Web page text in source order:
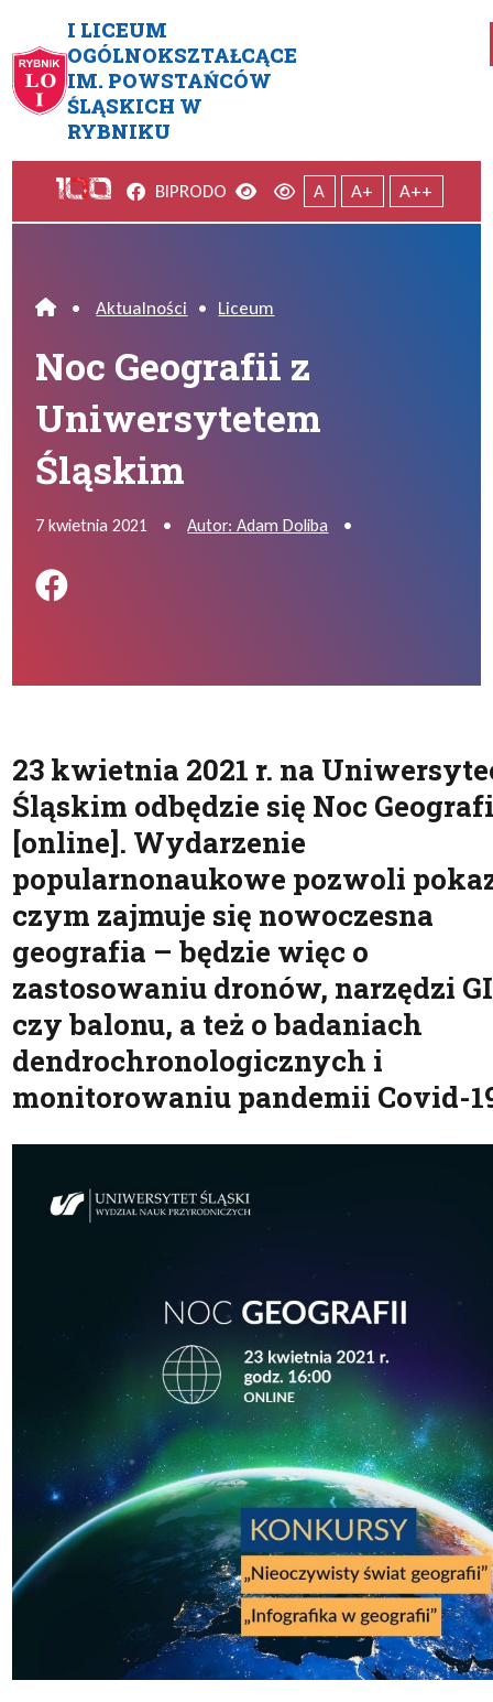
I LICEUM
OGÓLNOKSZTAŁCĄCE
IM. POWSTAŃCÓW
ŚLĄSKICH W
RYBNIKU
Noc Geografii z
Facebook
BIPRODO Wersja kontrastowa
Wersja domyślna
A A+ A++
Home
• Aktualności • Liceum
Noc Geografii z
Uniwersytetem
Śląskim
7 kwietnia 2021 • Autor: Adam Doliba •
Podziel się na FB
23 kwietnia 2021 r. na
Śląskim odbędzie się Noc
[online]. Wydarzenie
popularnonaukowe pozwoli
czym zajmuje się nowoczesna
geografia – będzie więc o
zastosowaniu dronów, narzędzi
czy balonu, a też o badaniach
dendrochronologicznych i
monitorowaniu pandemii Covid-